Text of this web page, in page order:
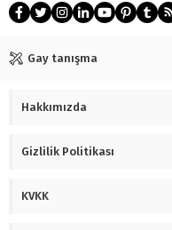
Gay tanışma
Hakkımızda
Gizlilik Politikası
KVKK